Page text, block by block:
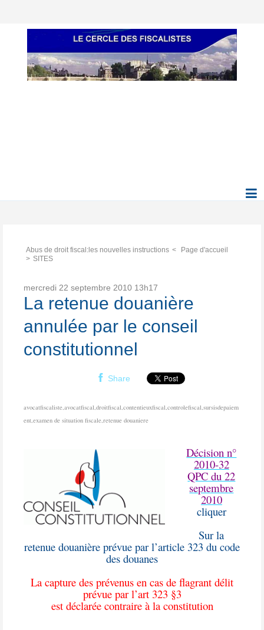
Abus de droit fiscal:les nouvelles instructions
Page d'accueil
SITES
mercredi 22 septembre 2010 13h17
La retenue douanière
annulée par le conseil
constitutionnel
Share
avocatfiscaliste,avocatfiscal,droitfiscal,contentieuxfiscal,controlefiscal,sursisdepaiem
ent,examen de situation fiscale,retenue douaniere
Décision n°
2010-32
QPC du 22
septembre
2010
cliquer
Sur la
retenue douanière prévue par l’article 323 du code
des douanes
La capture des prévenus en cas de flagrant délit
prévue par l’art 323 §3
est déclarée contraire à la constitution